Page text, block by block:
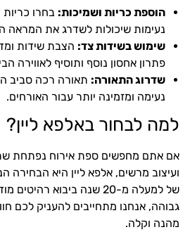
הוספת כריות ושמיכות: בחרו
נעימות שיכולות לשדרג את המראה
שימוש בשידות צד: הצבת שידות
פתרון אחסון נוסף ותוסיף לאווירה
שדרוג התאורה: תאורה רכה סביב
נעימה ומזמינה יותר עבור האורחים.
למה לבחור באלפא ליין?
אם אתם מחפשים ספת אירוח נפתחת
ועיצוב מרשים, אלפא ליין היא הבחירה
של למעלה מ-20 שנה ביבוא
גבוהה, אנחנו מתחייבים להעניק לכם
מהנה וקלה.